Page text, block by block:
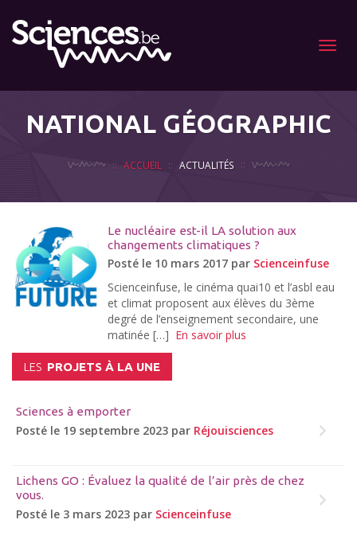
Menu
NATIONAL GÉOGRAPHIC
ACCUEIL ACTUALITÉS
Le nucléaire est-il LA solution aux
changements climatiques ?
Posté le 10 mars 2017 par Scienceinfuse
Scienceinfuse, le cinéma quai10 et l’asbl eau
et climat proposent aux élèves du 3ème
degré de l’enseignement secondaire, une
matinée […] En savoir plus
LES PROJETS À LA UNE
Sciences à emporter
Posté le 19 septembre 2023 par Réjouisciences
Lichens GO : Évaluez la qualité de l’air près de chez
vous.
Posté le 3 mars 2023 par Scienceinfuse